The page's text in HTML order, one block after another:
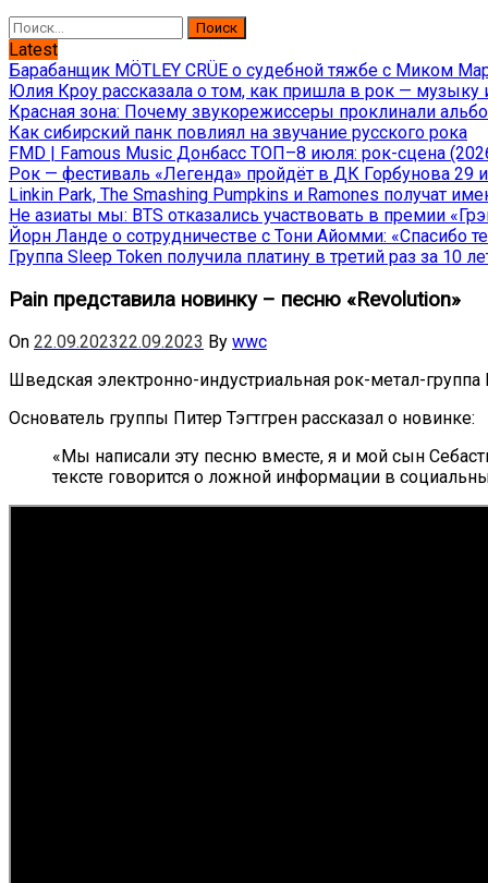
Найти:
Latest
Барабанщик MÖTLEY CRÜE о судебной тяжбе с Миком
Юлия Кроу рассказала о том, как пришла в рок — музыку
Красная зона: Почему звукорежиссеры проклинали
Как сибирский панк повлиял на звучание русского рока
FMD | Famous Music Донбасс ТОП–8 июля: рок-сцена
Рок — фестиваль «Легенда» пройдёт в ДК Горбунова 29 и
Linkin Park, The Smashing Pumpkins и Ramones получат
Не азиаты мы: BTS отказались участвовать в премии
Йорн Ланде о сотрудничестве с Тони Айомми: «Спасибо
Группа Sleep Token получила платину в третий раз за 10
Pain представила новинку – песню «Revolution»
On 22.09.202322.09.2023 By wwc
Шведская электронно-индустриальная рок-метал-
Основатель группы Питер Тэгтгрен рассказал о новинке:
«Мы написали эту песню вместе, я и мой сын
тексте говорится о ложной информации в